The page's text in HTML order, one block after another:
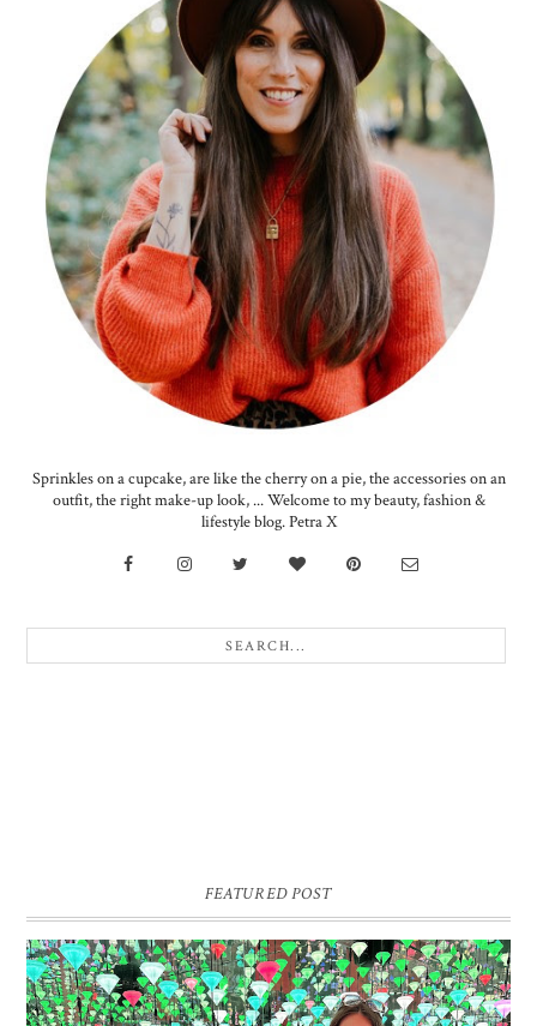
Sprinkles on a cupcake, are like the cherry on a pie, the accessories on an
outfit, the right make-up look, ... Welcome to my beauty, fashion &
lifestyle blog. Petra X
FEATURED POST